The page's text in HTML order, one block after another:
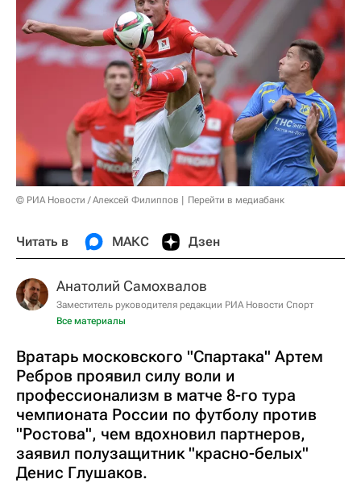
© РИА Новости / Алексей Филиппов Перейти в медиабанк
Читать в МАКС Дзен
Анатолий Самохвалов
Заместитель руководителя редакции РИА Новости Спорт
Все материалы
Вратарь московского "Спартака" Артем
Ребров проявил силу воли и
профессионализм в матче 8-го тура
чемпионата России по футболу против
"Ростова", чем вдохновил партнеров,
заявил полузащитник "красно-белых"
Денис Глушаков.